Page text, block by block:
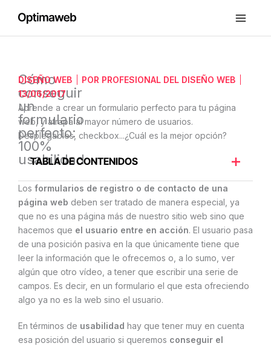
contenido
Cómo
conseguir
un
formulario
perfecto:
100%
usabilidad
DISEÑO WEB POR PROFESIONAL DEL DISEÑO WEB
13/06/2017
Aprende a crear un formulario perfecto para tu página
web, y atrapa al mayor número de usuarios.
Desplegables, checkbox...¿Cuál es la mejor opción?
TABLA DE CONTENIDOS
Los formularios de registro o de contacto de una
página web deben ser tratado de manera especial, ya
que no es una página más de nuestro sitio web sino que
hacemos que el usuario entre en acción. El usuario pasa
de una posición pasiva en la que únicamente tiene que
leer la información que le ofrecemos o, a lo sumo, ver
algún que otro vídeo, a tener que escribir una serie de
campos. Es decir, en un formulario el que esta ofreciendo
algo ya no es la web sino el usuario.
En términos de usabilidad hay que tener muy en cuenta
esa posición del usuario si queremos conseguir el